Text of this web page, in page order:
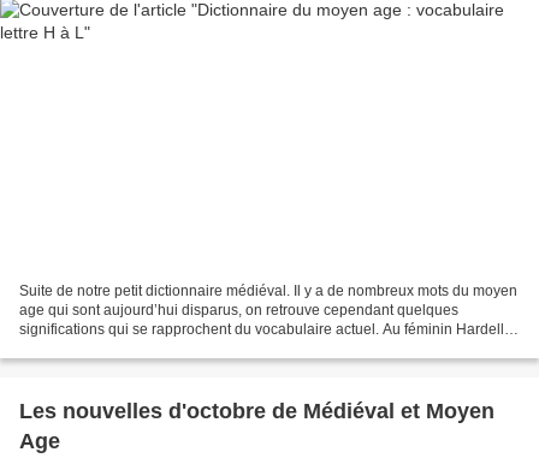
Suite de notre petit dictionnaire médiéval. Il y a de nombreux mots du moyen
age qui sont aujourd’hui disparus, on retrouve cependant quelques
significations qui se rapprochent du vocabulaire actuel. Au féminin Hardelle :
Les nouvelles d'octobre de Médiéval et Moyen
Age